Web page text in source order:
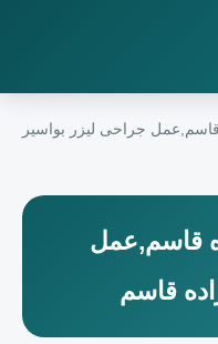
جراحی لیزر بواسیر
قاسم,عمل
قاسم